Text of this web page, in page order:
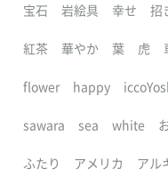
宝石 岩絵具 幸せ 招
紅茶 華やか 葉 虎
flower happy
sawara sea white
ふたり アメリカ アル